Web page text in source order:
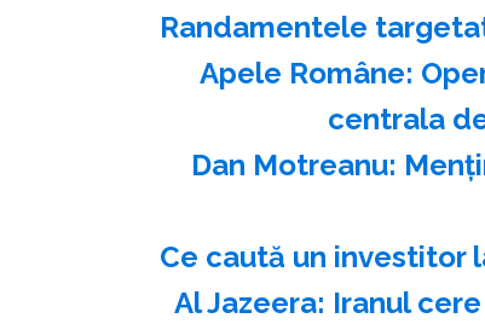
Randamentele
Apele Române:
centrala
Dan Motreanu:
Ce caută un investitor
Al Jazeera: Iranul